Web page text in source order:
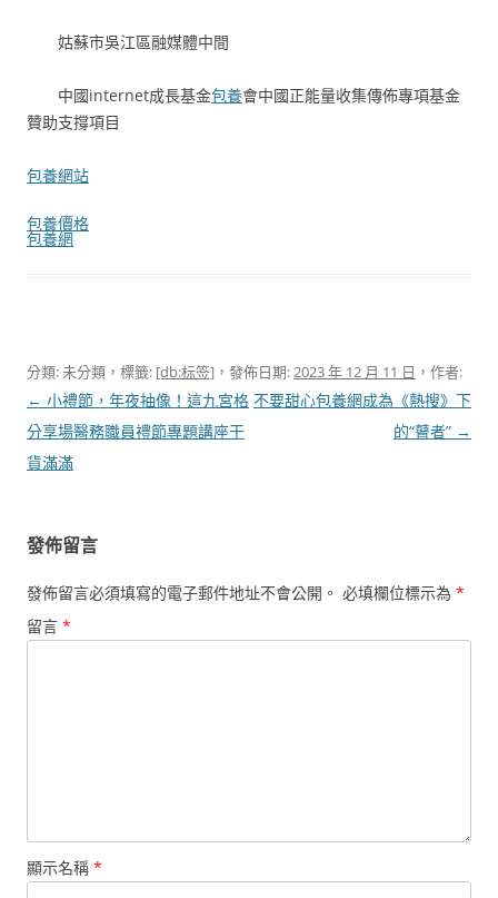
姑蘇市吳江區融媒體中間
中國internet成長基金包養會中國正能量收集傳佈專項基金
贊助支撐項目
包養網站
包養價格
包養網
分類: 未分類，標籤: [db:标签] ，發佈日期:2023 年 12 月 11 日 ，作者:
文
章
導
← 小禮節，年夜抽像！這九宮格
分享場醫務職員禮節專題講座干
貨滿滿
不要甜心包養網成為《熱搜》下
的“瞽者” →
發佈留言
發佈留言必須填寫的電子郵件地址不會公開。 必填欄位標示為 *
留言 *
顯示名稱 *